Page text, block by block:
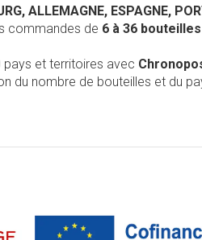
ALLEMAGNE, ESPAGNE,
commandes de 6 à 36
pays et territoires avec
du nombre de bouteilles et du